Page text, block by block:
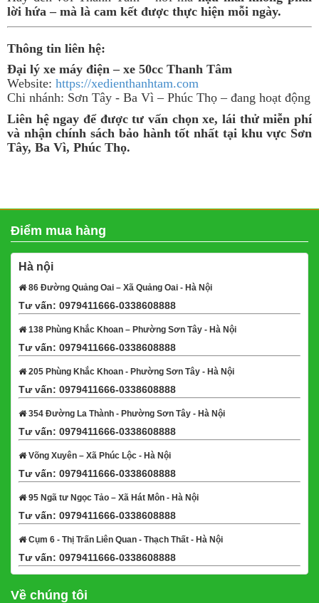
lời hứa – mà là cam kết được thực hiện mỗi ngày.
Thông tin liên hệ:
Đại lý xe máy điện – xe 50cc Thanh Tâm
Website: https://xedienthanhtam.com
Chi nhánh: Sơn Tây - Ba Vì – Phúc Thọ – đang hoạt động
Liên hệ ngay để được tư vấn chọn xe, lái thử miễn phí
và nhận chính sách bảo hành tốt nhất tại khu vực Sơn
Tây, Ba Vì, Phúc Thọ.
Điểm mua hàng
Hà nội
86 Đường Quảng Oai – Xã Quảng Oai - Hà Nội
Tư vấn: 0979411666-0338608888
138 Phùng Khắc Khoan – Phường Sơn Tây - Hà Nội
Tư vấn: 0979411666-0338608888
205 Phùng Khắc Khoan - Phường Sơn Tây - Hà Nội
Tư vấn: 0979411666-0338608888
354 Đường La Thành - Phường Sơn Tây - Hà Nội
Tư vấn: 0979411666-0338608888
Võng Xuyên – Xã Phúc Lộc - Hà Nội
Tư vấn: 0979411666-0338608888
95 Ngã tư Ngọc Tảo – Xã Hát Môn - Hà Nội
Tư vấn: 0979411666-0338608888
Cụm 6 - Thị Trấn Liên Quan - Thạch Thất - Hà Nội
Tư vấn: 0979411666-0338608888
Về chúng tôi